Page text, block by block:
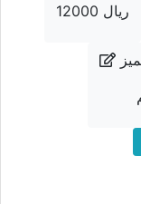
12000 ريال